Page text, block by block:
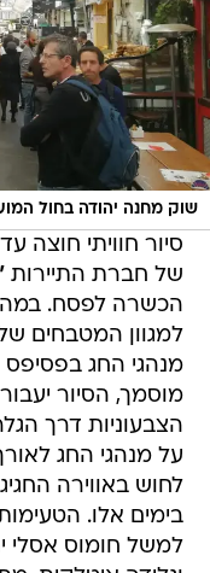
שוק מחנה יהודה בחול
סיור חוויתי חוצה
של חברת התיירות
הכשרה לפסח.
למגוון המטבחים
מנהגי החג בפסיפס
מוסמך, הסיור
הצבעוניות דרך
על מנהגי החג
לחוש באווירה
בימים אלו.
למשל חומוס אסלי